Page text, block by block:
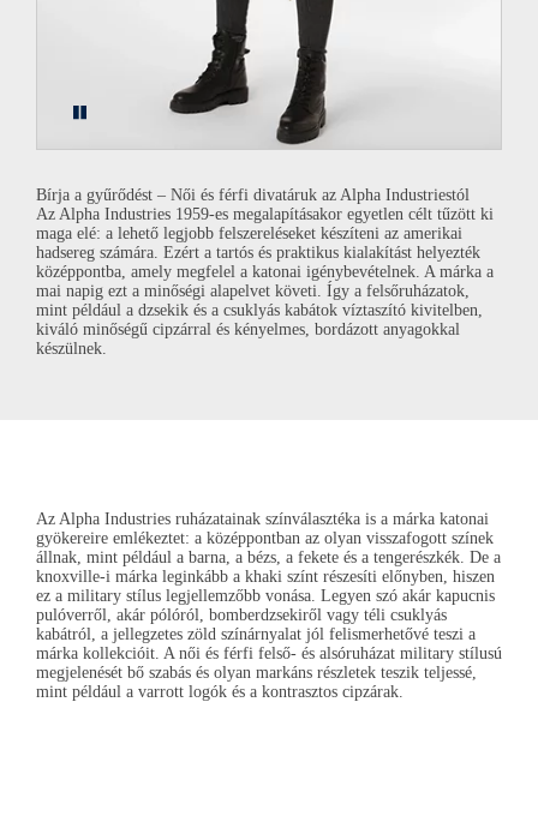
Bírja a gyűrődést – Női és férfi divatáruk az Alpha Industriestól
Az Alpha Industries 1959-es megalapításakor egyetlen célt tűzött ki
maga elé: a lehető legjobb felszereléseket készíteni az amerikai
hadsereg számára. Ezért a tartós és praktikus kialakítást helyezték
középpontba, amely megfelel a katonai igénybevételnek. A márka a
mai napig ezt a minőségi alapelvet követi. Így a felsőruházatok,
mint például a dzsekik és a csuklyás kabátok víztaszító kivitelben,
kiváló minőségű cipzárral és kényelmes, bordázott anyagokkal
készülnek.
Az Alpha Industries ruházatainak színválasztéka is a márka katonai
gyökereire emlékeztet: a középpontban az olyan visszafogott színek
állnak, mint például a barna, a bézs, a fekete és a tengerészkék. De a
knoxville-i márka leginkább a khaki színt részesíti előnyben, hiszen
ez a military stílus legjellemzőbb vonása. Legyen szó akár kapucnis
pulóverről, akár pólóról, bomberdzsekiről vagy téli csuklyás
kabátról, a jellegzetes zöld színárnyalat jól felismerhetővé teszi a
márka kollekcióit. A női és férfi felső- és alsóruházat military stílusú
megjelenését bő szabás és olyan markáns részletek teszik teljessé,
mint például a varrott logók és a kontrasztos cipzárak.